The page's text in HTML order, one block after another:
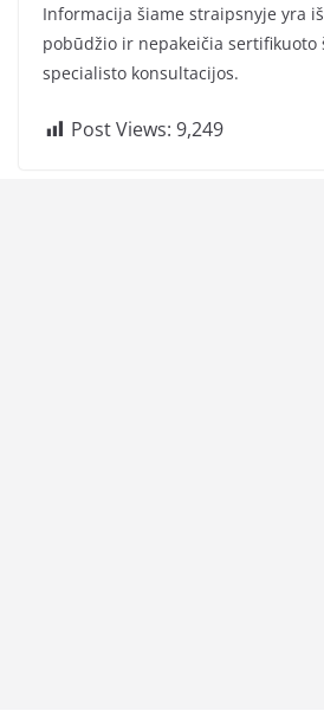
Informacija šiame straipsnyje yra
pobūdžio ir nepakeičia sertifikuoto
specialisto konsultacijos.
Post Views: 9,249